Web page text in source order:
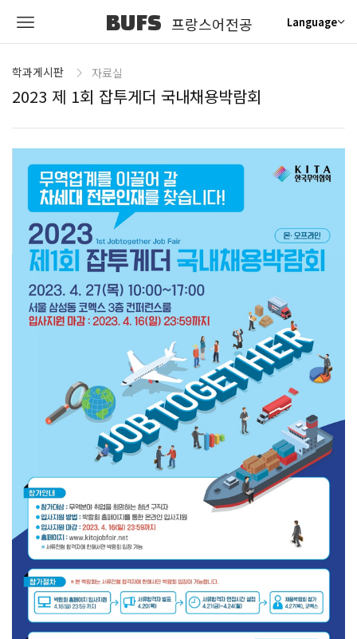
BUFS 프랑스어전공 Language
학과게시판 자료실
2023 제 1회 잡투게더 국내채용박람회